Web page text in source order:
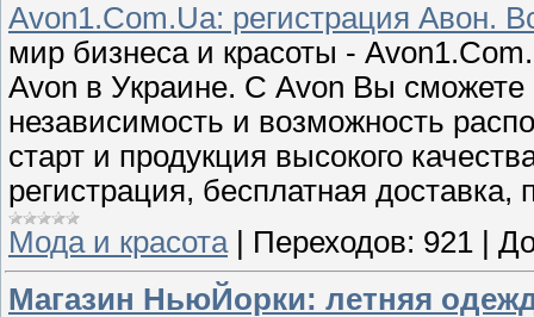
Avon1.Com.Ua: регистрация Авон.
мир бизнеса и красоты -
Avon в Украине. С Avon Вы
независимость и возможность
старт и продукция высокого
регистрация, бесплатная доставка,
Мода и красота| Переходов: 921
Магазин НьюЙорки: летняя